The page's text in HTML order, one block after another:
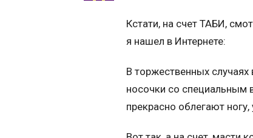
Кстати, на счет ТАБИ,
я нашел в Интернете:
В торжественных
носочки со специальным
прекрасно облегают